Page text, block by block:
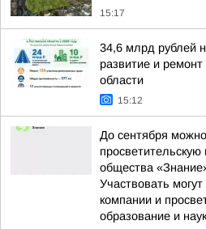
15:17
34,6 млрд рублей
развитие и ремонт
области
15:12
До сентября
просветительскую
общества
Участвовать
компании и
образование и